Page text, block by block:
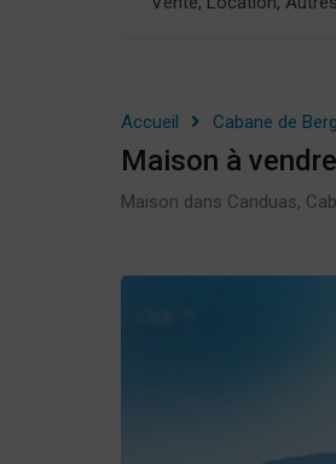
Accueil Cabane de
Maison à
Maison dans Canduas,